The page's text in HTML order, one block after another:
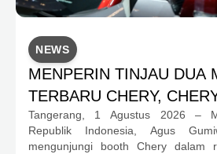
NEWS
MENPERIN TINJAU DUA
TERBARU CHERY,
CSH YANG JADI
2026
Tangerang, 1 Agustus 2026 –
Republik Indonesia, Agus
mengunjungi booth Chery dalam